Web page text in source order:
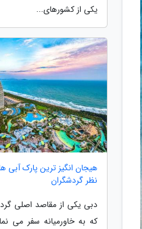
یکی از کشورهای...
هیجان انگیز ترین پارک آبی
نظر گردشگران
دبی یکی از مقاصد اصلی
که به خاورمیانه سفر می